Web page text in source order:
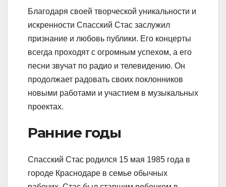
Благодаря своей творческой уникальности и
искренности Спасский Стас заслужил
признание и любовь публики. Его концерты
всегда проходят с огромным успехом, а его
песни звучат по радио и телевидению. Он
продолжает радовать своих поклонников
новыми работами и участием в музыкальных
проектах.
Ранние годы
Спасский Стас родился 15 мая 1985 года в
городе Краснодаре в семье обычных